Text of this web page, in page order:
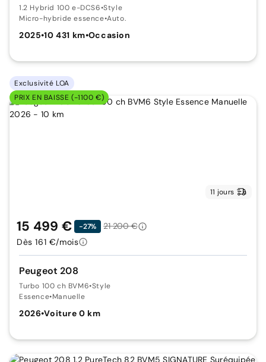
1.2 Hybrid 100 e-DCS6•Style
Micro-hybride essence•Auto.
2025•10 431 km•Occasion
Exclusivité LOA
PRIX EN BAISSE (-1100 €)
11 jours
Peugeot 208
Turbo 100 ch BVM6•Style
Essence•Manuelle
2026•Voiture 0 km
15 499 € -27%
21 200 €
Dès 161 €/mois